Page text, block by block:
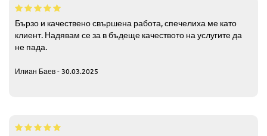
Бързо и качествено свършена работа, спечелиха ме като
клиент. Надявам се за в бъдеще качеството на услугите да
не пада.
Илиан Баев - 30.03.2025